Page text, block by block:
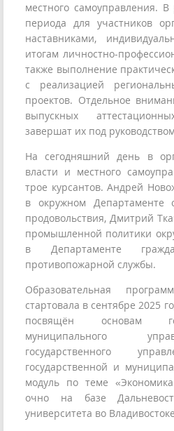
местного самоуправления.
периода для участников
наставниками,
итогам личностно-
также выполнение
с реализацией
проектов. Отдельное
выпускных
завершат их под
На сегодняшний день в
власти и местного
трое курсантов. Андрей
в окружном Департаменте
продовольствия, Дмитрий
промышленной политики
в Департаменте
противопожарной службы.
Образовательная
стартовала в сентябре 2025
посвящён основам
муниципального
государственного
государственной и
модуль по теме
очно на базе
университета во